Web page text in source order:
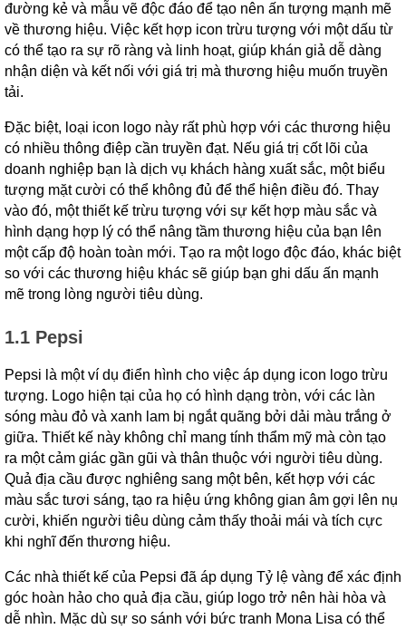
đường kẻ và mẫu vẽ độc đáo để tạo nên ấn tượng mạnh mẽ
về thương hiệu. Việc kết hợp icon trừu tượng với một dấu từ
có thể tạo ra sự rõ ràng và linh hoạt, giúp khán giả dễ dàng
nhận diện và kết nối với giá trị mà thương hiệu muốn truyền
tải.
Đặc biệt, loại icon logo này rất phù hợp với các thương hiệu
có nhiều thông điệp cần truyền đạt. Nếu giá trị cốt lõi của
doanh nghiệp bạn là dịch vụ khách hàng xuất sắc, một biểu
tượng mặt cười có thể không đủ để thể hiện điều đó. Thay
vào đó, một thiết kế trừu tượng với sự kết hợp màu sắc và
hình dạng hợp lý có thể nâng tầm thương hiệu của bạn lên
một cấp độ hoàn toàn mới. Tạo ra một logo độc đáo, khác biệt
so với các thương hiệu khác sẽ giúp bạn ghi dấu ấn mạnh
mẽ trong lòng người tiêu dùng.
1.1 Pepsi
Pepsi là một ví dụ điển hình cho việc áp dụng icon logo trừu
tượng. Logo hiện tại của họ có hình dạng tròn, với các làn
sóng màu đỏ và xanh lam bị ngắt quãng bởi dải màu trắng ở
giữa. Thiết kế này không chỉ mang tính thẩm mỹ mà còn tạo
ra một cảm giác gần gũi và thân thuộc với người tiêu dùng.
Quả địa cầu được nghiêng sang một bên, kết hợp với các
màu sắc tươi sáng, tạo ra hiệu ứng không gian âm gợi lên nụ
cười, khiến người tiêu dùng cảm thấy thoải mái và tích cực
khi nghĩ đến thương hiệu.
Các nhà thiết kế của Pepsi đã áp dụng Tỷ lệ vàng để xác định
góc hoàn hảo cho quả địa cầu, giúp logo trở nên hài hòa và
dễ nhìn. Mặc dù sự so sánh với bức tranh Mona Lisa có thể